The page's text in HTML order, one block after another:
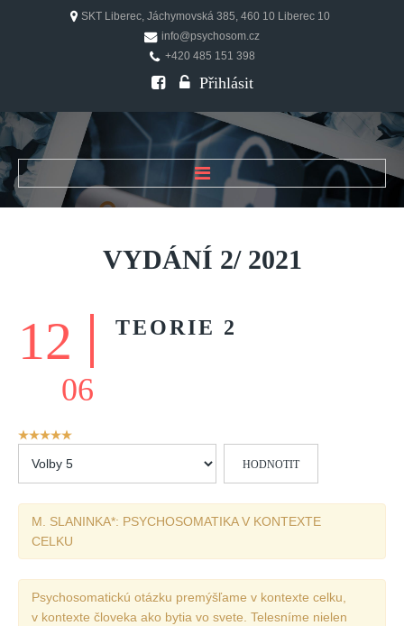
SKT Liberec, Jáchymovská 385, 460 10 Liberec 10
info@psychosom.cz
+420 485 151 398
Přihlásit
ÚVOD
O ČASOPISU
Historie
FAQ
Vydání 3/ 2025
Vydání 2/ 2025
Vydání 1/ 2025
Vydání 3-4/ 2024
Vydání 1-2/ 2024
Vydání 1-2/ 2023
VYDÁNÍ 2/ 2021
12
06
TEORIE 2
Hodnocení
prosím
M. SLANINKA*: PSYCHOSOMATIKA V KONTEXTE
CELKU
Psychosomatickú otázku premýšľame v kontexte celku,
v kontexte človeka ako bytia vo svete. Telesníme nielen